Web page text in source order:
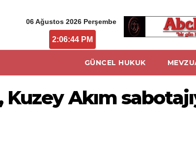
06 Ağustos 2026 Perşembe
2:06:44 PM
GÜNCEL HUKUK
Kuzey Akım